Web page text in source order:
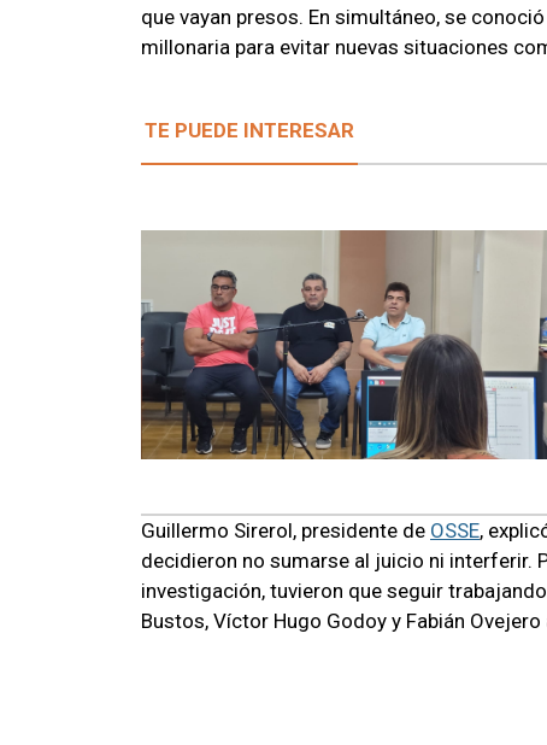
que vayan presos. En simultáneo, se
millonaria para evitar nuevas situaciones
TE PUEDE INTERESAR
Guillermo Sirerol, presidente de OSSE,
decidieron no sumarse al juicio ni interferir.
investigación, tuvieron que seguir
Bustos, Víctor Hugo Godoy y Fabián